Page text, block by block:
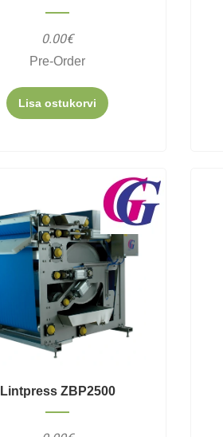
0.00€
Pre-Order
Lisa ostukorvi
Lintpress ZBP2500